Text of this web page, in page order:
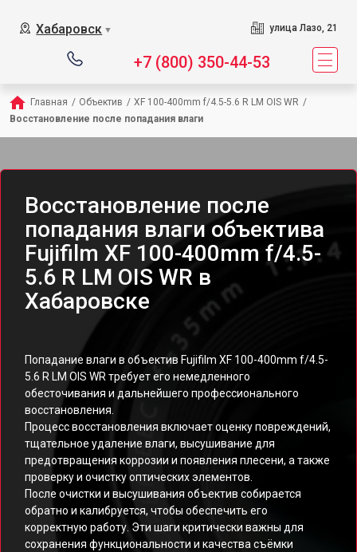
Хабаровск ▼ улица Лазо, 21
+7 (800) 350-44-53
Главная / Объектив / XF 100-400mm f/4.5-5.6 R LM OIS WR /
Восстановление после попадания влаги
Восстановление после
попадания влаги объектива
Fujifilm XF 100-400mm f/4.5-
5.6 R LM OIS WR в
Хабаровске
Попадание влаги в объектив Fujifilm XF 100-400mm f/4.5-
5.6 R LM OIS WR требует его немедленного
обесточивания и дальнейшего профессионального
восстановления.
Процесс восстановления включает оценку повреждений,
тщательное удаление влаги, высушивание для
предотвращения коррозии и появления плесени, а также
проверку и очистку оптических элементов.
После очистки и высушивания объектив собирается
обратно и калибруется, чтобы обеспечить его
корректную работу. Эти шаги критически важны для
сохранения функциональности и качества съёмки